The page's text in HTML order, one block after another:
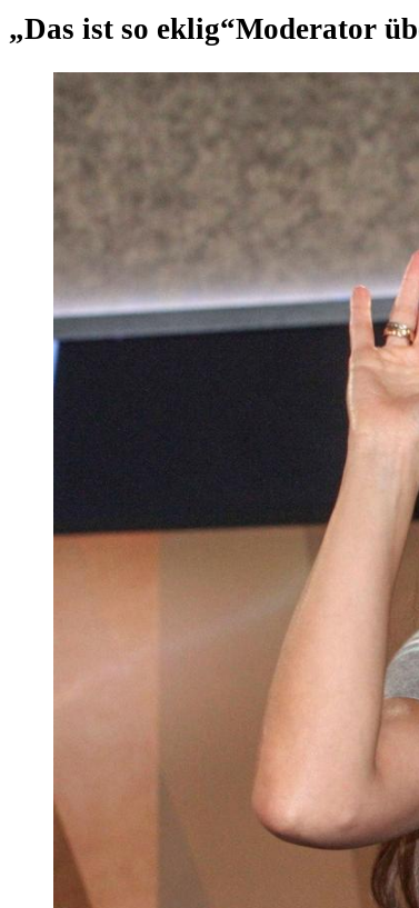
„Das ist so eklig“Moderator